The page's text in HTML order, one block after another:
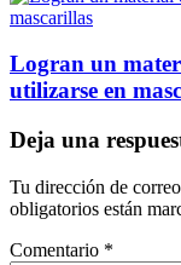
Logran un
utilizarse en
Deja una
Tu dirección de
obligatorios están
Comentario *